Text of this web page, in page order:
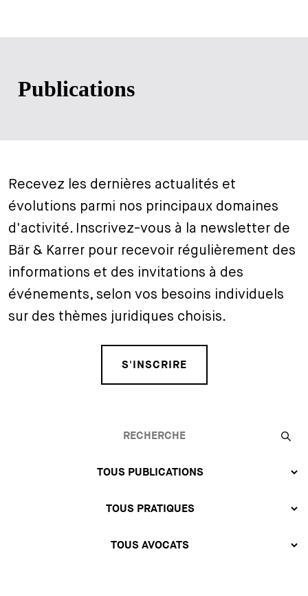
Publications
Recevez les dernières actualités et
évolutions parmi nos principaux domaines
d'activité. Inscrivez-vous à la newsletter de
Bär & Karrer pour recevoir régulièrement des
informations et des invitations à des
événements, selon vos besoins individuels
sur des thèmes juridiques choisis.
S'INSCRIRE